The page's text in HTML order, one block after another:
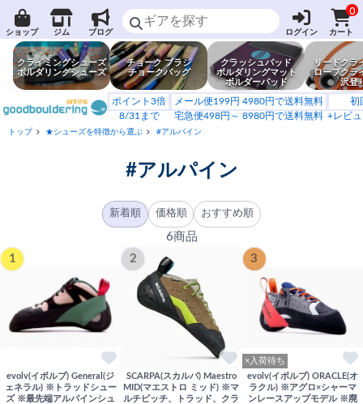
ショップ ジム ブログ ログイン
0
カート
クライミングシューズ
ボルダリングシューズ
チョーク ブラシ
チョークバッグ
クラッシュパッド
ボルダリングマット
ボルダーパッド
リードクラ
ロープクラ
沢登
ポイント3倍
8/31まで
メール便199円 4980円で送料無料
宅急便498円～ 8980円で送料無料
初
+レビ
トップ ★シューズを特徴から選ぶ #アルパイン
#アルパイン
新着順 価格順 おすすめ順
6商品
1
evolv(イボルブ) General(ジ
ェネラル) ※トラッドシュー
ズ ※最先端アルパインシュ
2
SCARPA(スカルパ) Maestro
MID(マエストロ ミッド) ※マ
ルチピッチ、トラッド、クラ
3
×入荷待ち
evolv(イボルブ) ORACLE(オ
ラクル) ※アグロ×シャーマ
ンレースアップモデル ※廃